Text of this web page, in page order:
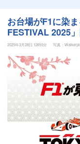
お台場がF1に染
FESTIVAL 2025
2025年3月28日 12時0分
写真：